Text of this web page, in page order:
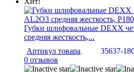
Губки шлифовальные DEXX
средняя жесткость,...
Артикул товара
35637-
0 отзывов